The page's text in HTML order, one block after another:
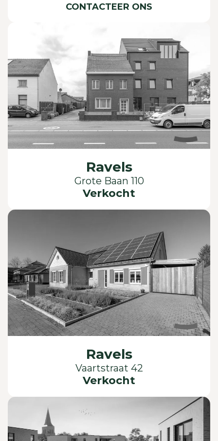
CONTACTEER ONS
Verkocht
Ravels
Grote Baan 110
Verkocht
Ravels
Vaartstraat 42